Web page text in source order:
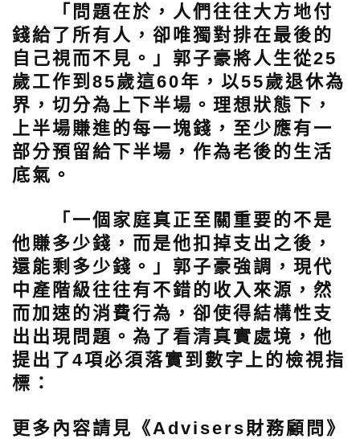
「問題在於，人們往往大方地付
錢給了所有人，卻唯獨對排在最後的
自己視而不見。」郭子豪將人生從25
歲工作到85歲這60年，以55歲退休為
界，切分為上下半場。理想狀態下，
上半場賺進的每一塊錢，至少應有一
部分預留給下半場，作為老後的生活
底氣。
「一個家庭真正至關重要的不是
他賺多少錢，而是他扣掉支出之後，
還能剩多少錢。」郭子豪強調，現代
中產階級往往有不錯的收入來源，然
而加速的消費行為，卻使得結構性支
出出現問題。為了看清真實處境，他
提出了4項必須落實到數字上的檢視指
標：
更多內容請見《Advisers財務顧問》